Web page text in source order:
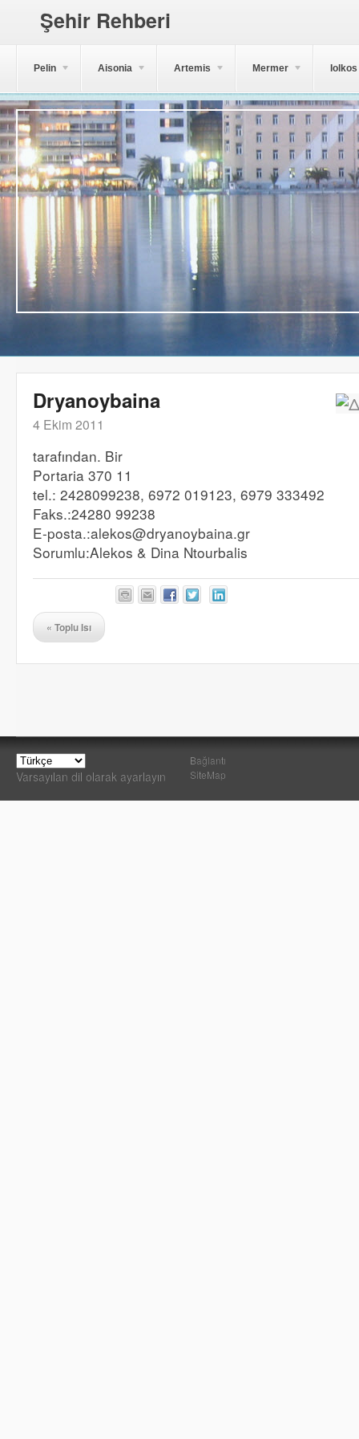
Şehir Rehberi
Pelin Aisonia Artemis Mermer Iolkos
Dryanoybaina
4 Ekim 2011
tarafından. Bir
Portaria 370 11
tel.: 2428099238, 6972 019123, 6979 333492
Faks.:24280 99238
E-posta.:alekos@dryanoybaina.gr
Sorumlu:Alekos & Dina Ntourbalis
« Toplu Isı
Varsayılan dil olarak ayarlayın
Bağlantı
SiteMap